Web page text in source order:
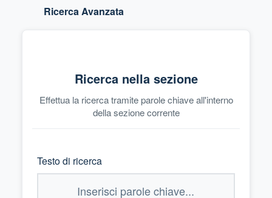
Ricerca Avanzata
Ricerca nella sezione
Effettua la ricerca tramite parole chiave all'interno
della sezione corrente
Testo di ricerca